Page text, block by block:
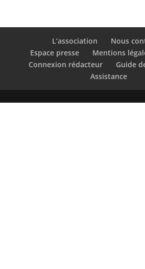
L’association
Nous
Espace presse
Mentions
Connexion rédacteur
Guide
Assistance